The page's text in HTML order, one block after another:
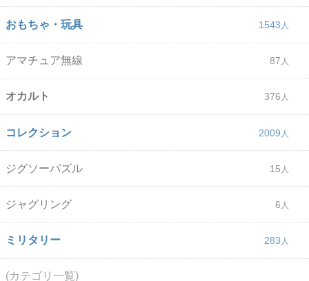
おもちゃ・玩具 1543
アマチュア無線 87
オカルト 376
コレクション 2009
ジグソーパズル 15
ジャグリング 6
ミリタリー 283
(カテゴリ一覧)